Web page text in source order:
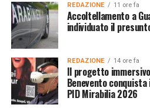
REDAZIONE 11 ore fa
Accoltellamento a
individuato il
REDAZIONE 14 ore fa
Il progetto
Benevento
PID Mirabilia 2026